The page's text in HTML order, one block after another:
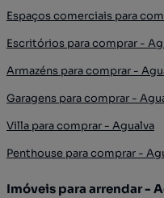
Espaços comerciais para
Escritórios para comprar -
Armazéns para comprar -
Garagens para comprar -
Villa para comprar - Agualva
Penthouse para comprar -
Imóveis para arrendar -